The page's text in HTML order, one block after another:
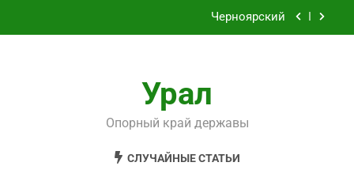
Черноярский
Староуткинск
Черноярский
Урал
Опорный край державы
СЛУЧАЙНЫЕ СТАТЬИ